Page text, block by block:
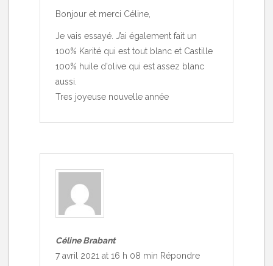
Bonjour et merci Céline,
Je vais essayé. J’ai également fait un
100% Karité qui est tout blanc et Castille
100% huile d’olive qui est assez blanc
aussi.
Tres joyeuse nouvelle année
Céline Brabant
7 avril 2021 at 16 h 08 min Répondre